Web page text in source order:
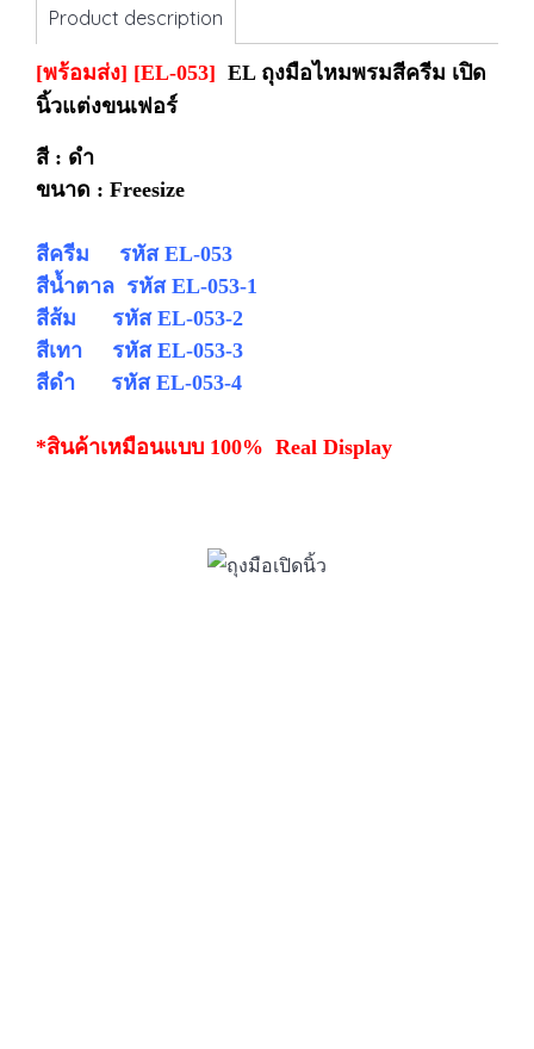
Product description
[พร้อมส่ง] [EL-053] EL ถุงมือไหมพรมสีครีม เปิด
นิ้วแต่งขนเฟอร์
สี : ดำ
ขนาด : Freesize
สีครีม รหัส EL-053
สีน้ำตาล รหัส EL-053-1
สีส้ม รหัส EL-053-2
สีเทา รหัส EL-053-3
สีดำ รหัส EL-053-4
*สินค้าเหมือนแบบ 100% Real Display